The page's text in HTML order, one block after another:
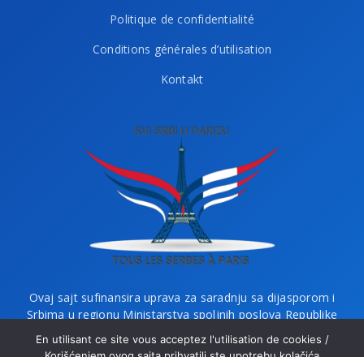
Politique de confidentialité
Conditions générales d’utilisation
Kontakt
Ovaj sajt sufinansira uprava za saradnju sa dijasporom i
Srbima u regionu Ministarstva spoljnih poslova Republike
Srbije i Ministarstvo bez portfelja zaduženo za dijasporu.
En utilisant ce site vous acceptez l'utilisation de cookies /